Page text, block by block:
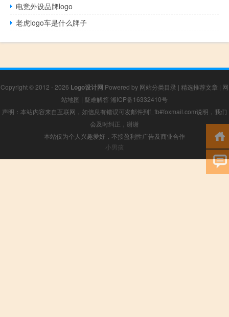
电竞外设品牌logo
老虎logo车是什么牌子
Copyright © 2012 - 2026 Logo设计网 Powered by 网站分类目录 | 精选推荐文章 | 网
站地图 | 疑难解答 湘ICP备16332410号
声明：本站内容来自互联网，如信息有错误可发邮件到f_fb#foxmail.com说明，我们
会及时纠正，谢谢
本站仅为个人兴趣爱好，不接盈利性广告及商业合作
小男孩